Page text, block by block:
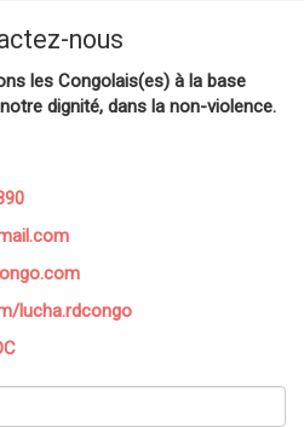
nous
les Congolais(es) à la base
dignité, dans la non-violence.
lucha.rdcongo